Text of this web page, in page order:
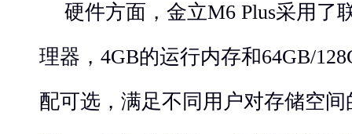
硬件方面，金立M6 Plus采用了
理器，4GB的运行内存和64GB/
配可选，满足不同用户对存储空